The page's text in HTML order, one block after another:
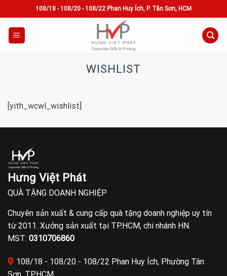
to
content
108/18 - 108/20 - 108/22 Phan Huy Ích, P. Tân Sơn, HCM
WISHLIST
[yith_wcwl_wishlist]
Hưng Việt Phát
QUÀ TẶNG DOANH NGHIỆP
Chuyên sản xuất & cung cấp quà tặng doanh nghiệp uy tín
từ 2011. Xưởng sản xuất tại TP.HCM, chi nhánh HN.
MST: 0310706860
108/18 - 108/20 - 108/22 Phan Huy Ích, Phường Tân